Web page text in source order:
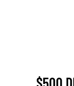
$500